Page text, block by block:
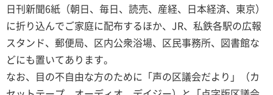
日刊新聞6紙（朝日、毎日、読売、産経、日本経済、東京）
に折り込んでご家庭に配布するほか、JR、私鉄各駅の広報
スタンド、郵便局、区内公衆浴場、区民事務所、図書館な
どにも置いてあります。
なお、目の不自由な方のために「声の区議会だより」（カ